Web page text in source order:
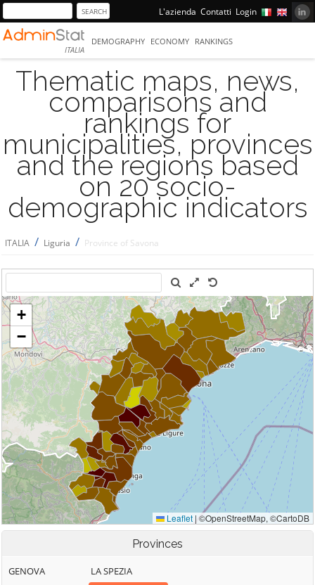
L'azienda Contatti Login
ITALIA
DEMOGRAPHY ECONOMY RANKINGS
Thematic maps, news,
comparisons and
rankings for
municipalities, provinces
and the regions based
on 20 socio-
demographic indicators
ITALIA / Liguria / Province of Savona
Provinces
GENOVA
LA SPEZIA